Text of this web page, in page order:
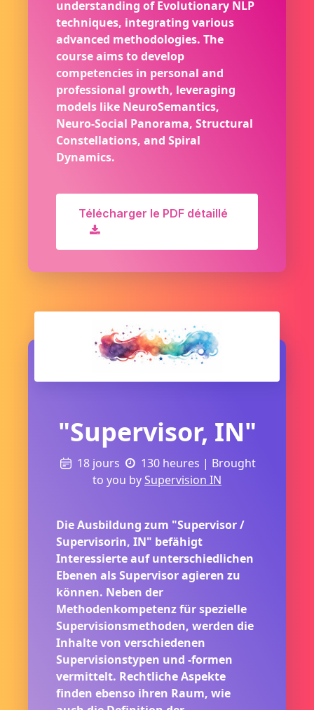
understanding of Evolutionary NLP
techniques, integrating various
advanced methodologies. The
course aims to develop
competencies in personal and
professional growth, leveraging
models like NeuroSemantics,
Neuro-Social Panorama, Structural
Constellations, and Spiral
Dynamics.
Télécharger le PDF détaillé
"Supervisor, IN"
18 jours 130 heures | Brought
to you bySupervision IN
Die Ausbildung zum "Supervisor /
Supervisorin, IN" befähigt
Interessierte auf unterschiedlichen
Ebenen als Supervisor agieren zu
können. Neben der
Methodenkompetenz für spezielle
Supervisionsmethoden, werden die
Inhalte von verschiedenen
Supervisionstypen und -formen
vermittelt. Rechtliche Aspekte
finden ebenso ihren Raum, wie